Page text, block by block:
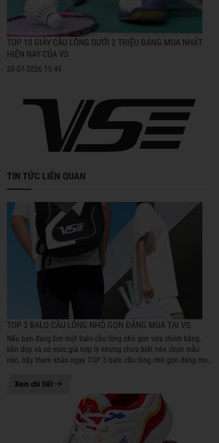
TOP 10 GIÀY CẦU LÔNG DƯỚI 2 TRIỆU ĐÁNG MUA NHẤT
HIỆN NAY CỦA VS
20-07-2026 15:49
TIN TỨC LIÊN QUAN
04-08-2026 16:06
TOP 3 BALO CẦU LÔNG NHỎ GỌN ĐÁNG MUA TẠI VS
Nếu bạn đang tìm một balo cầu lông nhỏ gọn vừa chính hãng,
bền đẹp và có mức giá hợp lý nhưng chưa biết nên chọn mẫu
nào, hãy tham khảo ngay TOP 3 balo cầu lông nhỏ gọn đáng mua
Xem chi tiết